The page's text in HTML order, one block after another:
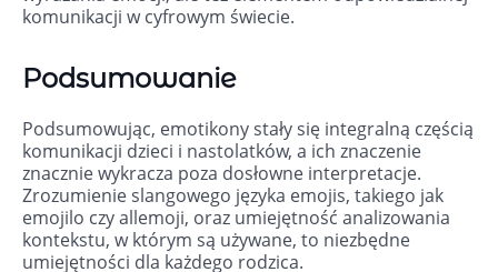
komunikacji w cyfrowym świecie.
Podsumowanie
Podsumowując, emotikony stały się integralną częścią
komunikacji dzieci i nastolatków, a ich znaczenie
znacznie wykracza poza dosłowne interpretacje.
Zrozumienie slangowego języka emojis, takiego jak
emojilo czy allemoji, oraz umiejętność analizowania
kontekstu, w którym są używane, to niezbędne
umiejętności dla każdego rodzica.